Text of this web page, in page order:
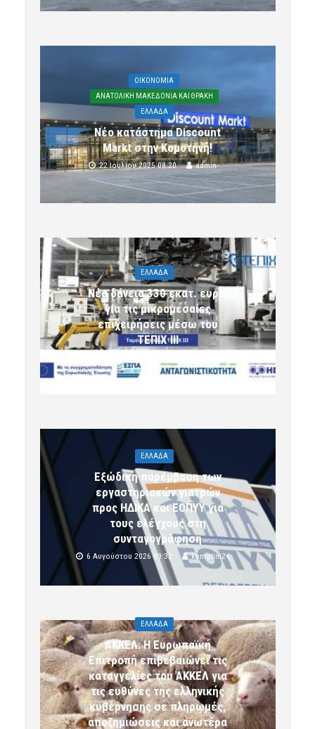
OIKONOMIA
ΑΝΑΤΟΛΙΚΗ ΜΑΚΕΔΟΝΙΑ ΚΑΙ ΘΡΑΚΗ
ΕΛΛΑΔΑ
Νέο κατάστημα Discount
Markt στην Κομοτηνή!
22 Ιουλίου 2025 08:20 admin
ΕΛΛΑΔΑ
Νέα δάνεια 330 εκατ. ευρώ
για τις μικρομεσαίες
επιχειρήσεις μέσω του
ΤΕΠΙΧ ΙΙΙ
ΕΛΛΑΔΑ
Εξώδικη παρέμβαση των
εργαστηριακών γιατρών
προς ΗΔΙΚΑ και ΕΟΠΥΥ για
τους ελέγχους στη
συνταγογράφηση
6 Αυγούστου 2026 09:32 komotini24
ΕΛΛΑΔΑ
ΑΚΚΕΛ: Η Ευρωπαϊκή
Επιτροπή επιβεβαιώνει τις
καταγγελίες του ΑΚΚΕΛ για
τις ευθύνες της ελληνικής
κυβέρνησης σε πληρωμές,
αποζημιώσεις και ανωτέρα